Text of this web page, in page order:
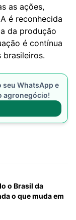
o Brasil da
o que muda em
as ações,
é reconhecida
da produção
é contínua
seu WhatsApp e
agronegócio!